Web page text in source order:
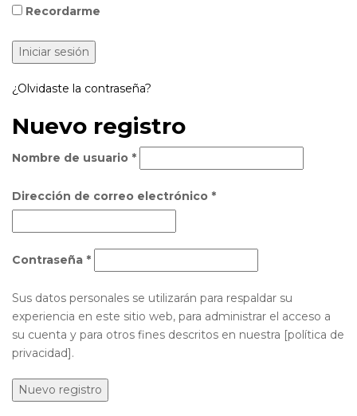
Recordarme
¿Olvidaste la contraseña?
Nuevo registro
Nombre de usuario *
Dirección de correo electrónico *
Contraseña *
Sus datos personales se utilizarán para respaldar su
experiencia en este sitio web, para administrar el acceso a
su cuenta y para otros fines descritos en nuestra [política de
privacidad].